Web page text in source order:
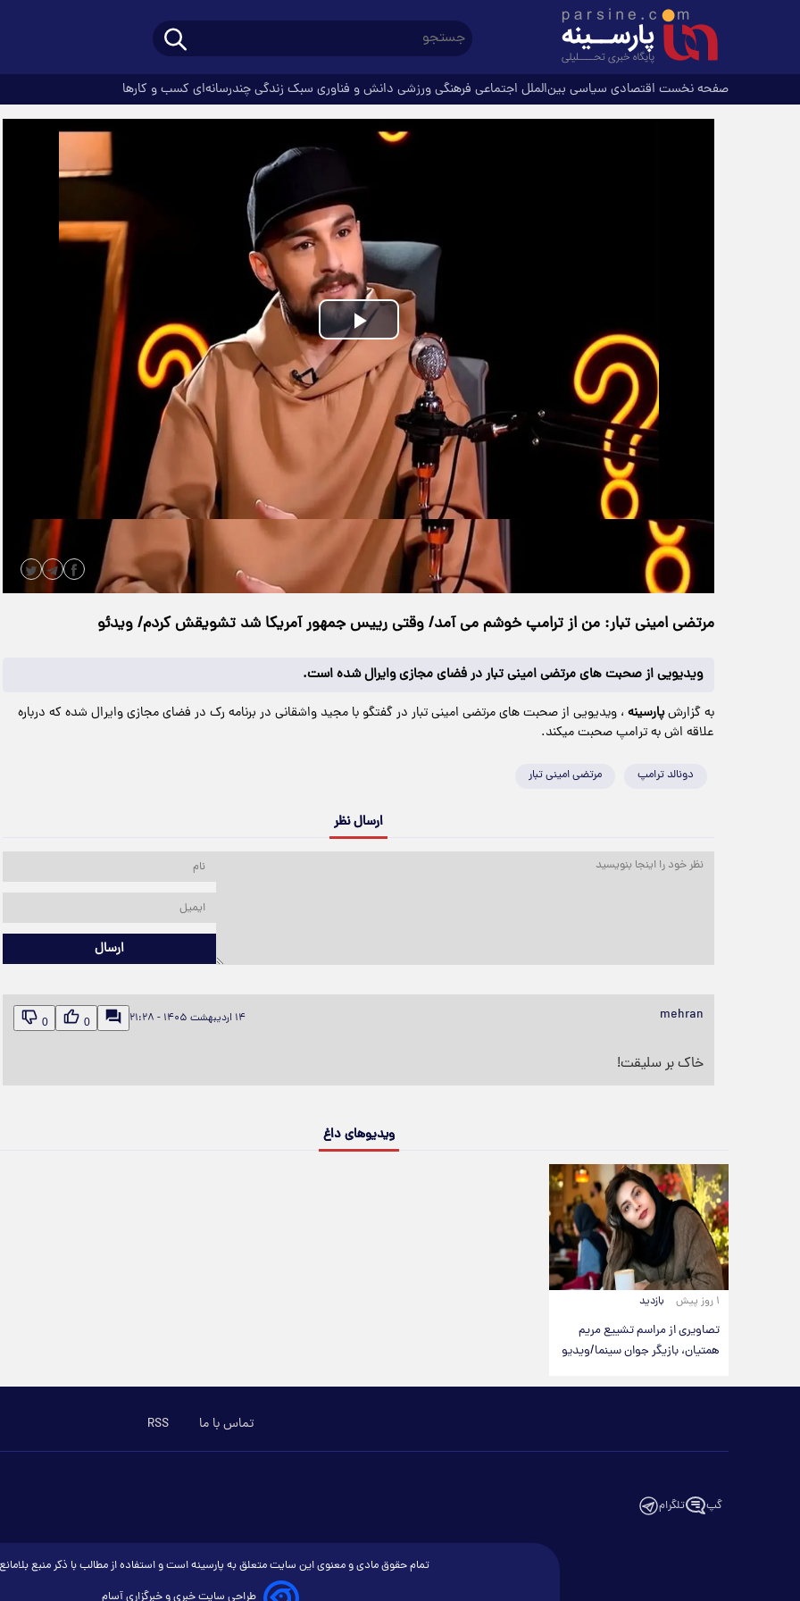
صفحه نخست اقتصادی سیاسی بین‌الملل اجتماعی فرهنگیورزشی دانش و فناوری سبک زندگیچندرسانه‌ای کسب و کارها
Play
Video
حجم ویدیو: 8.76M مدت زمان ویدیو: 00:01:54
خانه> چندرسانه‌ای ۱۹:۲۴164 بازدید دانلود
مرتضی امینی تبار: من از ترامپ خوشم می آمد/ وقتی رییس جمهور آمریکا شد تشویقش کردم/ ویدئو
ویدیویی از صحبت های مرتضی امینی تبار در فضای مجازی وایرال شده است.
به گزارشپارسینه ، ویدیویی از صحبت های مرتضی امینی تبار در گفتگو با مجید واشقانی در برنامه رک در فضای مجازی وایرال شده که درباره
علاقه اش به ترامپ صحبت میکند.
دونالد ترامپ مرتضی امینی تبار
ارسال نظر
ارسال
mehran ۱۴ اردیبهشت ۱۴۰۵ - ۲۱:۲۸ 0
0
خاک بر سلیقت!
ویدیوهای داغ
۱ روز پیش بازدید
تصاویری از مراسم تشییع مریم
همتیان، بازیگر جوان سینما/ویدیو
تماس با ما RSS
گپ تلگرام
تمام حقوق مادی و معنوی این سایت متعلق به پارسینه است و استفاده از مطالب با ذکر منبع
طراحی سایت خبری و خبرگزاری آسام